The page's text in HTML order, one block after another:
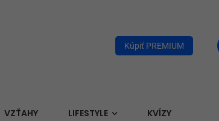
Kúpiť PREMIUM
VZŤAHY LIFESTYLE KVÍZY